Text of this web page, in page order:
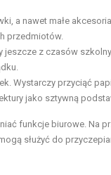
a nawet małe
przedmiotów.
z czasów
Wystarczy przyciąć
jako sztywną
funkcje biurowe. Na
służyć do